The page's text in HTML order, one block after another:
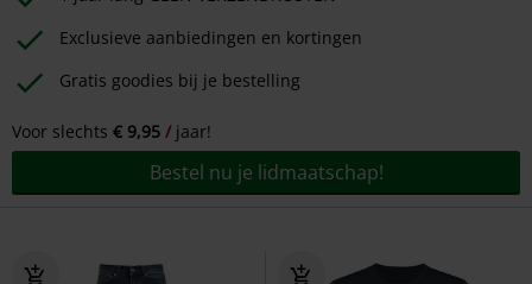
Exclusieve aanbiedingen en kortingen
Gratis goodies bij je bestelling
Voor slechts € 9,95 jaar!
Bestel nu je lidmaatschap!